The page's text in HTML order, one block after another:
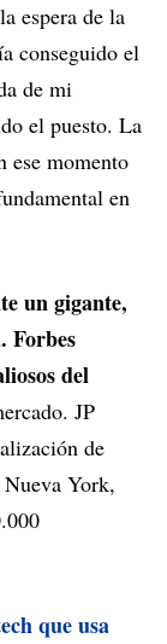
espera de la
conseguido el
de mi
el puesto. La
ese momento
en
un gigante,
Forbes
del
JP
de
York,
que usa